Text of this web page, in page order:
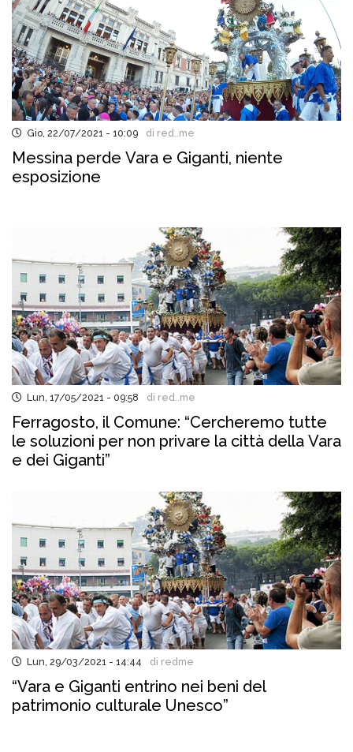
Gio, 22/07/2021 - 10:09 di red..me
Messina perde Vara e Giganti, niente
esposizione
Lun, 17/05/2021 - 09:58 di red..me
Ferragosto, il Comune: “Cercheremo tutte
le soluzioni per non privare la città della Vara
e dei Giganti”
Lun, 29/03/2021 - 14:44 di redme
“Vara e Giganti entrino nei beni del
patrimonio culturale Unesco”